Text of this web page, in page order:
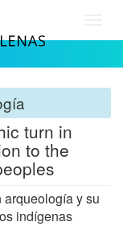
turn in
to the
y su
indígenas